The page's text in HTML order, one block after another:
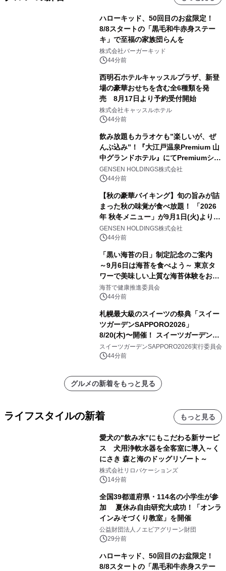
ハローキッド、50回目のお盆限定！
8/8スタートの「黒毛和牛赤身ステー
キ」で至福の家族団らんを
株式会社バーガーキッド
44分前
西明石ホテルキャッスルプラザ、新登
場の豪華おせちを含む全6種類を発
売 8月17日より予約受付開始
株式会社キャッスルホテル
44分前
飲み放題もカラオケも”楽しいが、ぜ
んぶ込み”！『大江戸温泉Premium 山
中グランドホテル』にてPremiumシリ
ーズ初のオールインクルーシブ導入
GENSEN HOLDINGS株式会社
44分前
【秋の豪華バイキング】旬の旨みが詰
まった秋の味覚が食べ放題！ 「2026
年 秋冬メニュー」が9月1日(火)より提
供スタート
GENSEN HOLDINGS株式会社
44分前
「黒い海苔の日」制定記念のご案内
～9月6日は海苔を食べよう～ 東京タ
ワーで美味しい上質な海苔体験をお届
けします！
海苔で健康推進委員会
44分前
札幌最大級のスイーツの祭典「スイー
ツガーデンSAPPORO2026」
8/20(木)〜開催！ スイーツガーデン史
上最多50種のコラボケーキが集結／前
日8/19(水)メディア試食会も初開催
スイーツガーデンSAPPORO2026実行委員会
44分前
グルメの新着をもっと見る
ライフスタイルの新着 もっと見る
愛犬の"飲み水"にもこだわる新サービ
ス 犬用浄軟水器を全客室に導入～く
にさき 森と海のドッグリゾート～
株式会社リロバケーションズ
14分前
全国39都道府県・114名の小学生が参
加 夏休み自由研究大成功！「オンラ
インみそづくり教室」を開催
公益財団法人ノエビアグリーン財団
29分前
ハローキッド、50回目のお盆限定！
8/8スタートの「黒毛和牛赤身ステー